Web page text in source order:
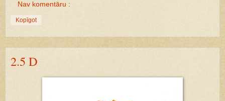
Nav komentāru :
Kopīgot
2.5 D